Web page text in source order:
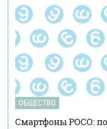
ОБЩЕСТВО
Смартфоны POCO: